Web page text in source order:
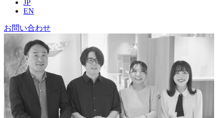
JP
EN
お問い合わせ
事例／ソリューション記事 一覧
データ・AI事業 最新情報